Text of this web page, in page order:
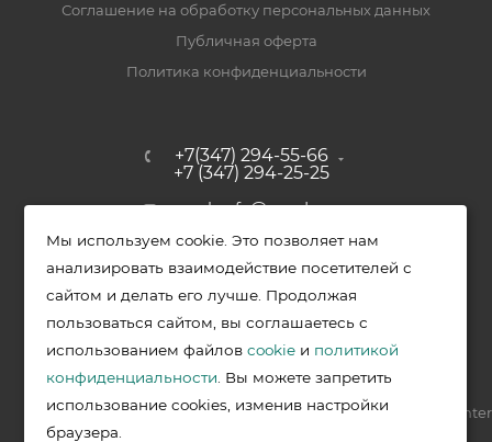
Соглашение на обработку персональных данных
Публичная оферта
Политика конфиденциальности
+7(347) 294-55-66
+7 (347) 294-25-25
upak-ufa@yandex.ru
Уфимский район, с. Зубово, ул.
Полевая, д. 44/2, к. 2
2026 © Меркурий - упаковочная продукция от ведущих
производителей в Уфе
Разработка —
VIS.center
Мы используем cookie. Это позволяет нам
анализировать взаимодействие посетителей с
сайтом и делать его лучше. Продолжая
пользоваться сайтом, вы соглашаетесь с
использованием файловcookie и политикой
конфиденциальности . Вы можете запретить
использование cookies, изменив настройки
браузера.